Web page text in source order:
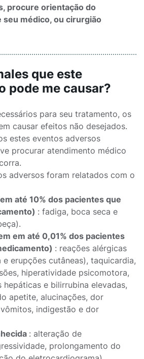
procure orientação do
médico, ou cirurgião
que este
pode me causar?
para seu tratamento, os
causar efeitos não desejados.
estes eventos adversos
procurar atendimento médico
adversos foram relatados com o
até 10% dos pacientes que
: fadiga, boca seca e
em até 0,01% dos pacientes
: reações alérgicas
erupções cutâneas), taquicardia,
hiperatividade psicomotora,
hepáticas e bilirrubina elevadas,
apetite, alucinações, dor
indigestão e dor
: alteração de
prolongamento do